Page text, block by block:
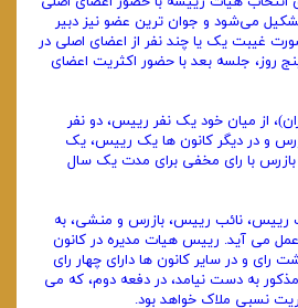
می‌شود و جوان ‌ترین عضو نیز دبیر
غیبت یک یا چند نفر از اعضای اصلی در
روز، جلسه بعد با حضور اکثریت اعضای
از میان خود یک نفر رییس، دو نفر
و در دیگر کانون ‌ها یک رییس، یک
با رای مخفی برای مدت یک سال
رییس، نائب رییس، بازرس و منشی، به
می ‌آید. رییس هیات ‌مدیره در کانون
رای و در سایر کانون ‌ها دارای چهار رای
به دست نیامد، در دفعه دوم، که می‌
نسبی ملاک خواهد بود.